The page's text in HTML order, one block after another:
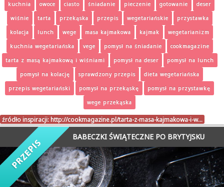
kuchnia owoce ciasto śniadanie pieczenie gotowanie
deser
wiśnie
tarta przekąska przepis wegetariańskie
przystawka
kolacja
lunch wege masa kajmakowa kajmak
wegetarianizm
kuchnia wegetariańska
vege pomysł na śniadanie
cookmagazine
tarta z masą kajmakową i wiśniami
pomysł na deser
pomysł na lunch
pomysł na kolację
sprawdzony przepis
dieta wegetariańska
przepis wegetariański
pomysł na przekąskę
pomysł na przystawkę
wege przekąska
źródło inspiracji: http://cookmagazine.pl/tarta-z-masa-kajmakowa-i-w…
BABECZKI ŚWIĄTECZNE PO BRYTYJSKU